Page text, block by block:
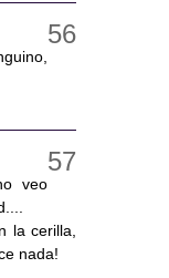
veo
la cerilla,
nada!